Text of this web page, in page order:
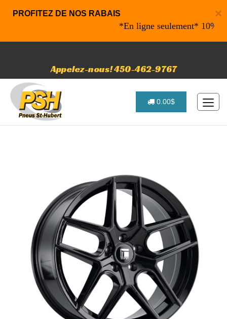
×
PROFITEZ DE NOS RABAIS
*En ligne seulement* 10% de
Appelez-nous! 450-462-9767
0.00$